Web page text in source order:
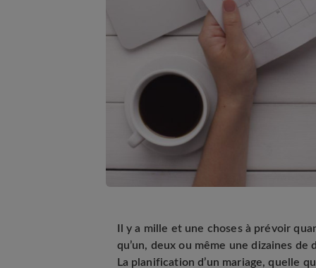
Il y a mille et une choses à prévoir
qu’un, deux ou même une dizaines
La planification d’un mariage, quelle